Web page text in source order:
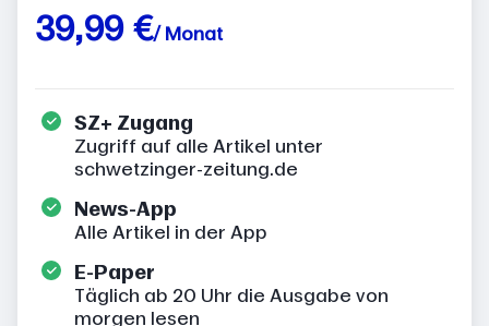
39,99 €/ Monat
SZ+ Zugang
Zugriff auf alle Artikel unter
schwetzinger-zeitung.de
News-App
Alle Artikel in der App
E-Paper
Täglich ab 20 Uhr die Ausgabe von
morgen lesen